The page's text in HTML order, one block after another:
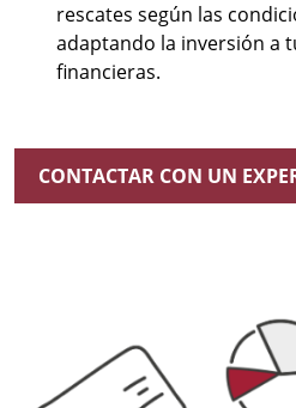
rescates según las
adaptando la inversión a
financieras.
CONTACTAR CON UN